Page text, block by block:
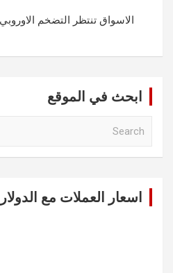
الاسواق تنتظر التضخم
ابحث في الموقع
اسعار العملات مع